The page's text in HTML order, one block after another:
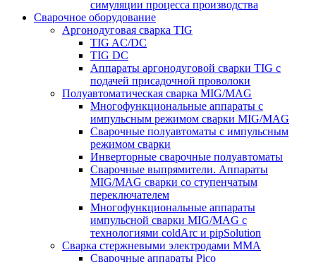
симуляции процесса производства
Сварочное оборудование
Аргонодуговая сварка TIG
TIG AC/DC
TIG DC
Аппараты аргонодуговой сварки TIG с
подачей присадочной проволоки
Полуавтоматическая сварка MIG/MAG
Многофункциональные аппараты с
импульсным режимом сварки MIG/MAG
Сварочные полуавтоматы с импульсным
режимом сварки
Инверторные сварочные полуавтоматы
Сварочные выпрямители. Аппараты
MIG/MAG сварки со ступенчатым
переключателем
Многофункциональные аппараты
импульсной сварки MIG/MAG с
технологиями coldArc и pipSolution
Сварка стержневыми электродами MMA
Сварочные аппараты Pico